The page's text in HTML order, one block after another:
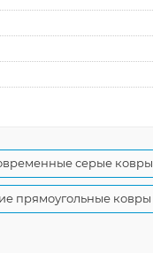
серые ковры
прямоугольные ковры